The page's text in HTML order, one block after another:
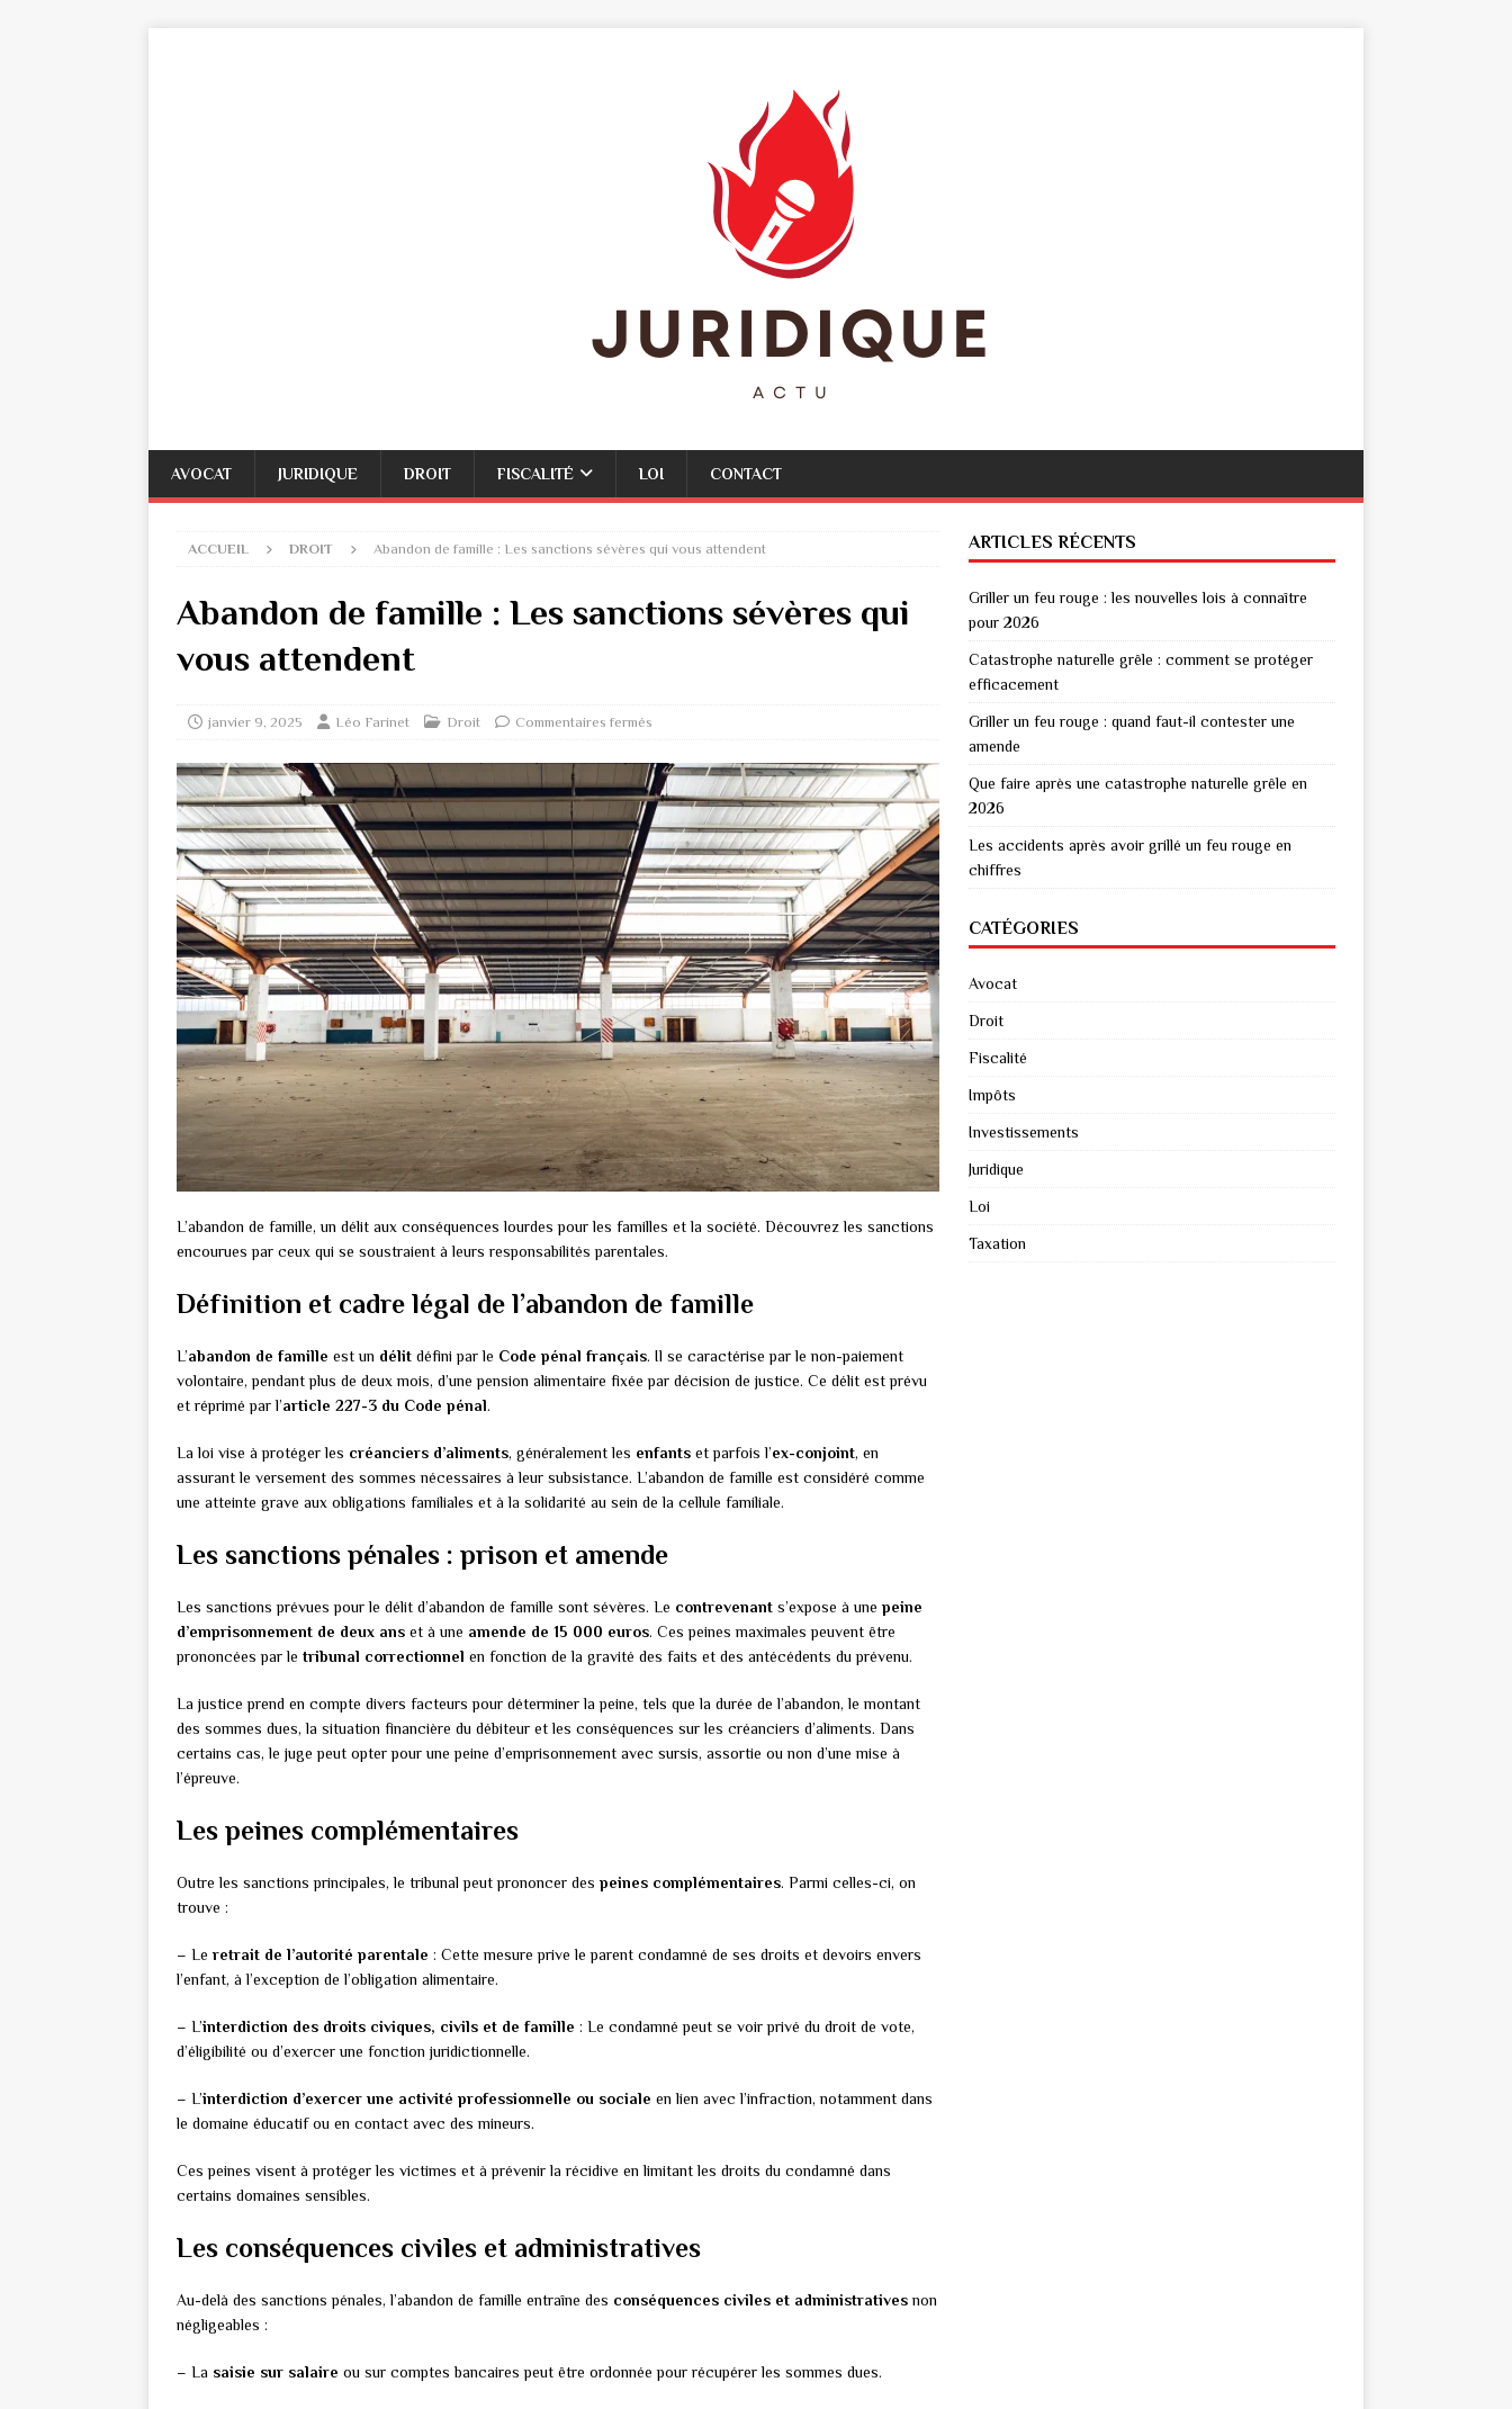
AVOCAT JURIDIQUE DROIT FISCALITÉ LOI CONTACT
ACCUEIL DROIT Abandon de famille : Les sanctions sévères qui vous attendent
Abandon de famille : Les sanctions sévères qui
vous attendent
janvier 9, 2025 Léo Farinet Droit Commentaires fermés
L’abandon de famille, un délit aux conséquences lourdes pour les familles et la société. Découvrez les sanctions
encourues par ceux qui se soustraient à leurs responsabilités parentales.
Définition et cadre légal de l’abandon de famille
L’abandon de famille est un délit défini par le Code pénal français. Il se caractérise par le non-paiement
volontaire, pendant plus de deux mois, d’une pension alimentaire fixée par décision de justice. Ce délit est prévu
et réprimé par l’article 227-3 du Code pénal.
La loi vise à protéger les créanciers d’aliments, généralement les enfants et parfois l’ex-conjoint, en
assurant le versement des sommes nécessaires à leur subsistance. L’abandon de famille est considéré comme
une atteinte grave aux obligations familiales et à la solidarité au sein de la cellule familiale.
Les sanctions pénales : prison et amende
Les sanctions prévues pour le délit d’abandon de famille sont sévères. Le contrevenant s’expose à une peine
d’emprisonnement de deux ans et à une amende de 15 000 euros. Ces peines maximales peuvent être
prononcées par le tribunal correctionnel en fonction de la gravité des faits et des antécédents du prévenu.
La justice prend en compte divers facteurs pour déterminer la peine, tels que la durée de l’abandon, le montant
des sommes dues, la situation financière du débiteur et les conséquences sur les créanciers d’aliments. Dans
certains cas, le juge peut opter pour une peine d’emprisonnement avec sursis, assortie ou non d’une mise à
l’épreuve.
Les peines complémentaires
Outre les sanctions principales, le tribunal peut prononcer des peines complémentaires. Parmi celles-ci, on
trouve :
– Le retrait de l’autorité parentale : Cette mesure prive le parent condamné de ses droits et devoirs envers
l’enfant, à l’exception de l’obligation alimentaire.
– L’interdiction des droits civiques, civils et de famille : Le condamné peut se voir privé du droit de vote,
d’éligibilité ou d’exercer une fonction juridictionnelle.
– L’interdiction d’exercer une activité professionnelle ou sociale en lien avec l’infraction, notamment dans
le domaine éducatif ou en contact avec des mineurs.
Ces peines visent à protéger les victimes et à prévenir la récidive en limitant les droits du condamné dans
certains domaines sensibles.
Les conséquences civiles et administratives
Au-delà des sanctions pénales, l’abandon de famille entraîne des conséquences civiles et administrativesnon
négligeables :
– La saisie sur salaire ou sur comptes bancaires peut être ordonnée pour récupérer les sommes dues.
ARTICLES RÉCENTS
Griller un feu rouge : les nouvelles lois à connaître
pour 2026
Catastrophe naturelle grêle : comment se protéger
efficacement
Griller un feu rouge : quand faut-il contester une
amende
Que faire après une catastrophe naturelle grêle en
2026
Les accidents après avoir grillé un feu rouge en
chiffres
CATÉGORIES
Avocat
Droit
Fiscalité
Impôts
Investissements
Juridique
Loi
Taxation